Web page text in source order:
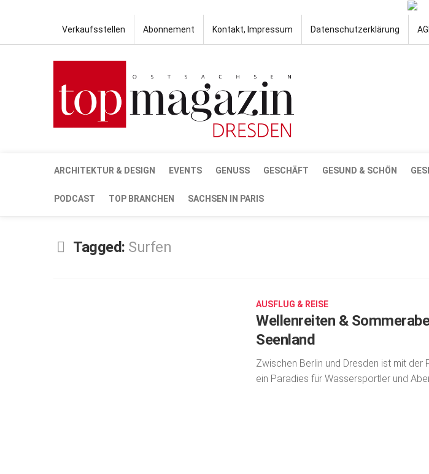
Verkaufsstellen Abonnement Kontakt, Impressum Datenschutzerklärung
ARCHITEKTUR & DESIGN EVENTS GENUSS GESCHÄFT GESUND & SCHÖN
PODCAST TOP BRANCHEN SACHSEN IN PARIS
Tagged: Surfen
AUSFLUG & REISE
Wellenreiten &
Seenland
Zwischen Berlin und Dresden ist mit der
ein Paradies für Wasser­sportler und